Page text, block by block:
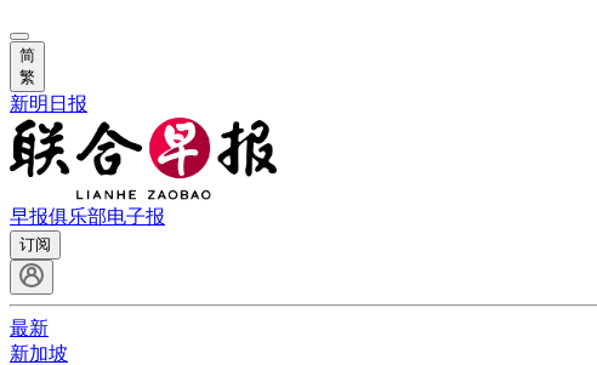
简
繁
新明日报
早报俱乐部电子报
订阅
最新
新加坡